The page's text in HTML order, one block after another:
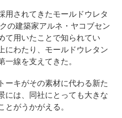
用されてきたモールドウレタ
の建築家アルネ・ヤコブセン
て用いたことで知られてい
にわたり、モールドウレタン
一線を支えてきた。
ーキがその素材に代わる新た
には、同社にとっても大きな
とがうかがえる。